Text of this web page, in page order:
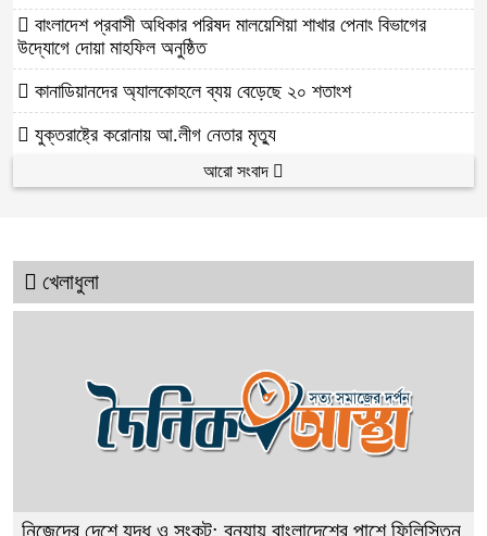
বাংলাদেশ প্রবাসী অধিকার পরিষদ মালয়েশিয়া শাখার পেনাং বিভাগের
উদ্যোগে দোয়া মাহফিল অনুষ্ঠিত
কানাডিয়ানদের অ্যালকোহলে ব্যয় বেড়েছে ২০ শতাংশ
যুক্তরাষ্ট্রে করোনায় আ.লীগ নেতার মৃত্যু
আরো সংবাদ
খেলাধুলা
নিজেদের দেশে যুদ্ধ ও সংকট; বন্যায় বাংলাদেশের পাশে ফিলিস্তিন